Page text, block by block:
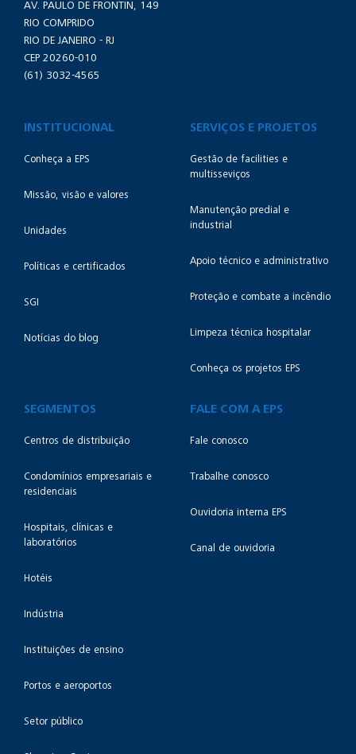
AV. PAULO DE FRONTIN, 149
RIO COMPRIDO
RIO DE JANEIRO - RJ
CEP 20260-010
(61) 3032-4565
INSTITUCIONAL
Conheça a EPS
Missão, visão e valores
Unidades
Políticas e certificados
SGI
Notícias do blog
SERVIÇOS E PROJETOS
Gestão de facilities e
multisseviços
Manutenção predial e
industrial
Apoio técnico e administrativo
Proteção e combate a incêndio
Limpeza técnica hospitalar
Conheça os projetos EPS
SEGMENTOS
Centros de distribuição
Condomínios empresariais e
residenciais
Hospitais, clínicas e
laboratórios
Hotéis
Indústria
Instituições de ensino
Portos e aeroportos
Setor público
FALE COM A EPS
Fale conosco
Trabalhe conosco
Ouvidoria interna EPS
Canal de ouvidoria